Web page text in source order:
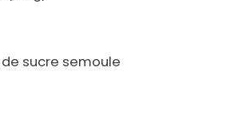
sucre semoule